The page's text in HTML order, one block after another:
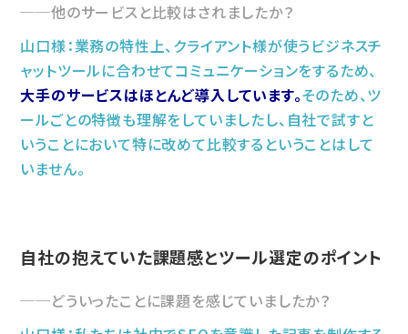
他のサービスと比較はされましたか？
山口様：業務の特性上、クライアント様が使うビジネスチ
ャットツールに合わせてコミュニケーションをするため、
大手のサービスはほとんど導入しています。そのため、ツ
ールごとの特徴も理解をしていましたし、自社で試すと
いうことにおいて特に改めて比較するということはして
いません。
自社の抱えていた課題感とツール選定のポイント
どういったことに課題を感じていましたか？